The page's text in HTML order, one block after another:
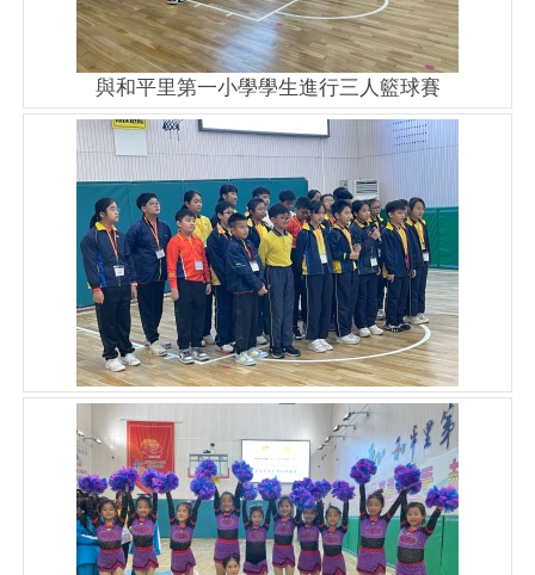
與和平里第一小學學生進行三人籃球賽